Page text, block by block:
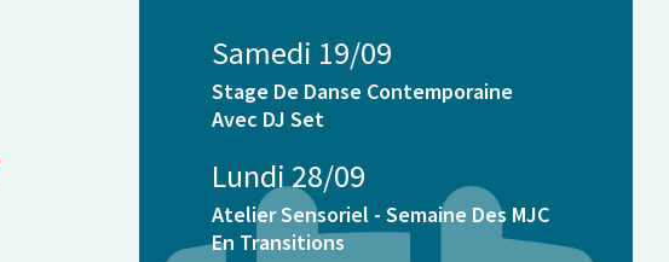
Samedi 19/09
Stage De Danse Contemporaine
Avec DJ Set
Lundi 28/09
Atelier Sensoriel - Semaine Des MJC
En Transitions